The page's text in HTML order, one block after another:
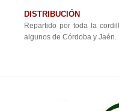
DISTRIBUCIÓN
Repartido por toda la
algunos de Córdoba y Jaén.